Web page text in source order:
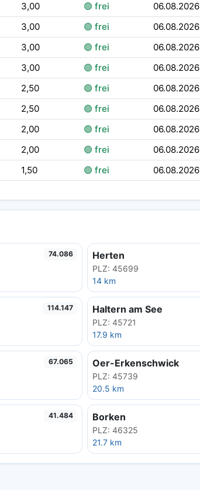
3,00 🟢 frei
06.08.2026
3,00 🟢 frei
06.08.2026
3,00 🟢 frei
06.08.2026
3,00 🟢 frei
06.08.2026
2,50 🟢 frei
06.08.2026
2,50 🟢 frei
06.08.2026
2,00 🟢 frei
06.08.2026
2,00 🟢 frei
06.08.2026
1,50 🟢 frei 06.08.2026
74.086 Herten
PLZ: 45699
14 km
114.147 Haltern am See
PLZ: 45721
17.9 km
67.065 Oer-Erkenschwick
PLZ: 45739
20.5 km
41.484 Borken
PLZ: 46325
21.7 km